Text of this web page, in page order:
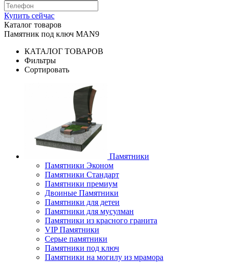
Купить сейчас
Каталог товаров
Памятник под ключ MAN9
КАТАЛОГ ТОВАРОВ
Фильтры
Сортировать
Памятники
Памятники Эконом
Памятники Стандарт
Памятники премиум
Двоиные Памятники
Памятники для детеи
Памятники для мусулман
Памятники из красного гранита
VIP Памятники
Серые памятники
Памятники под ключ
Памятники на могилу из мрамора